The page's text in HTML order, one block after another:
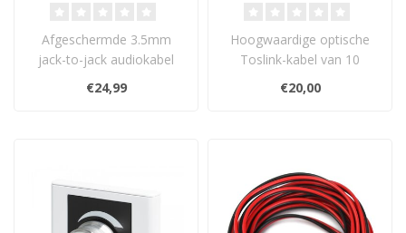
Afgeschermde 3.5mm
jack-to-jack audiokabel
van 10 meter voor
storingsvrije gelui..
€24,99
Hoogwaardige optische
Toslink-kabel van 10
meter voor ruisvrije
digitale audio. ..
€20,00